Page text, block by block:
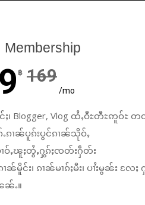
Membership
฿ 169
/mo
ႈ၊ Blogger, Vlog ထႆႇဝီႊတီႊဢူဝ်ႊ
ၵၢၼ်ပူၵ်းပွင်ၵၢၼ်သိုဝ်ႇ
ဝ်ႇၽူႈတွႆႇႁွၵ်ႈၸတ်းႁဵတ်း
မိူင်း၊ ၵၢၼ်မၢၵ်ႈမီး၊ ပၢႆးမွၼ်း လႄ
ၼ်ႉ။